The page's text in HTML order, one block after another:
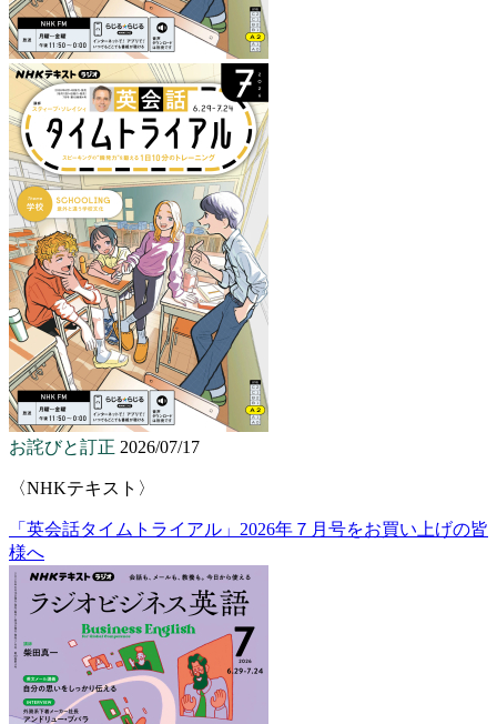
お詫びと訂正 2026/07/17
〈NHKテキスト〉
「英会話タイムトライアル」2026年７月号をお買い上げの皆
様へ